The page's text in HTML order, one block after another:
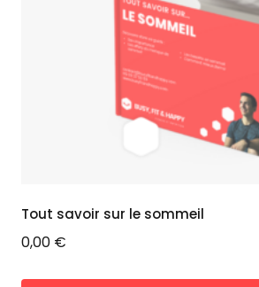
Tout savoir sur le sommeil
0,00 €